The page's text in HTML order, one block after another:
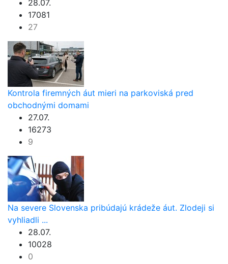
28.07.
17081
27
Kontrola firemných áut mieri na parkoviská pred
obchodnými domami
27.07.
16273
9
Na severe Slovenska pribúdajú krádeže áut. Zlodeji si
vyhliadli ...
28.07.
10028
0